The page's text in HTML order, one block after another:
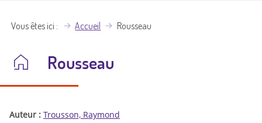
Vous êtes ici Accueil Rousseau
Rousseau
Auteur : Trousson, Raymond